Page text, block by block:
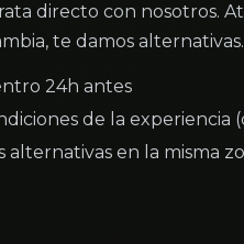
directo con nosotros.
te damos alternativas.
24h antes
de la experiencia
alternativas en la misma